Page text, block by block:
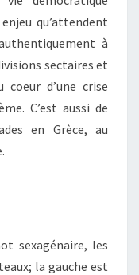
qu’attendent
à
sectaires et
d’une crise
C’est aussi de
en Grèce, au
sexagénaire, les
la gauche est